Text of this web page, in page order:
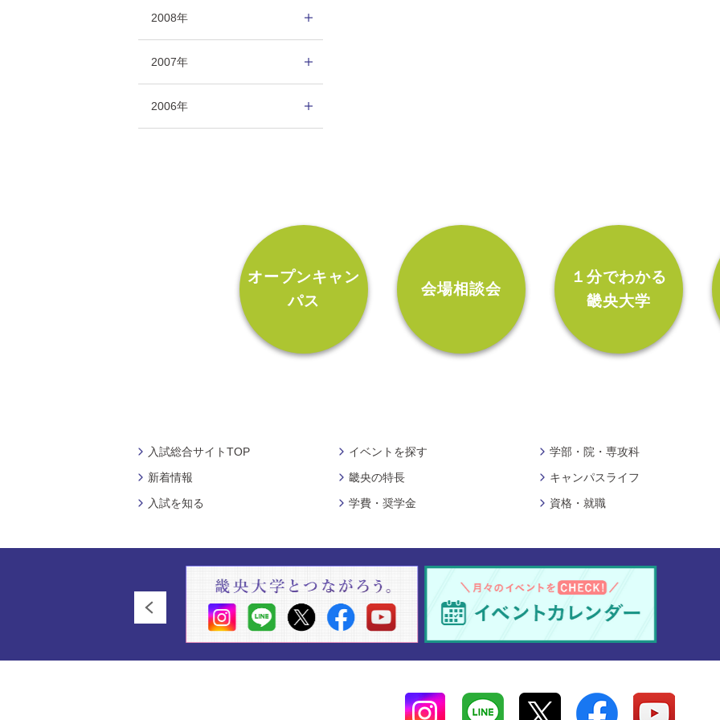
2008年
2007年
2006年
オープンキャン
パス
会場相談会
１分でわかる
畿央大学
入試総合サイトTOP
新着情報
入試を知る
イベントを探す
畿央の特長
学費・奨学金
学部・院・専攻科
キャンパスライフ
資格・就職